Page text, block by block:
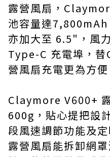
露營風扇，
池容量達
亦加大至 6.5"，風
Type-C 充電埠，
營風扇充電更為方便
Claymore V600+
600g，貼心提把設
段風速調節功能及
露營風扇能拆卸網